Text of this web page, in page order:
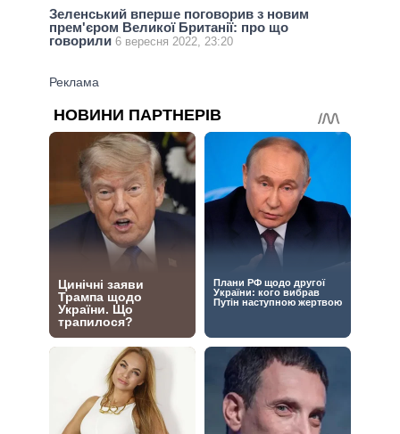
Зеленський вперше поговорив з новим
прем'єром Великої Британії: про що
говорили 6 вересня 2022, 23:20